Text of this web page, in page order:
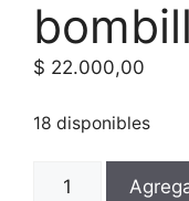
$ 22.000,00
18 disponibles